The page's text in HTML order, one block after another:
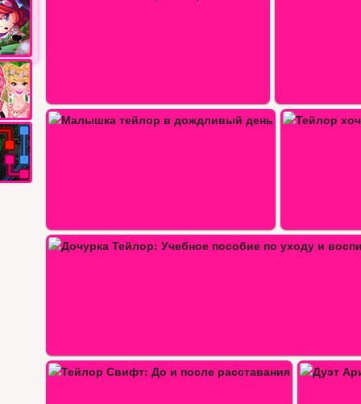
Тейлор хочет приготовить ужин
Дуэт Ариана Гранде и Тейлор…